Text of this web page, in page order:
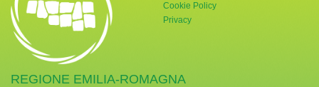
Cookie Policy
Privacy
REGIONE EMILIA-ROMAGNA